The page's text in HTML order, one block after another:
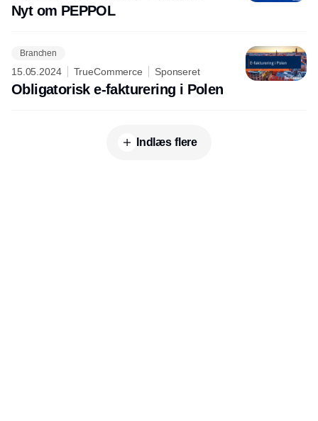
Nyt om PEPPOL
Branchen
15.05.2024 TrueCommerce Sponseret
Obligatorisk e-fakturering i Polen
Indlæs flere